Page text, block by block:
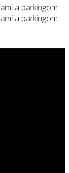
a parkingom
a parkingom